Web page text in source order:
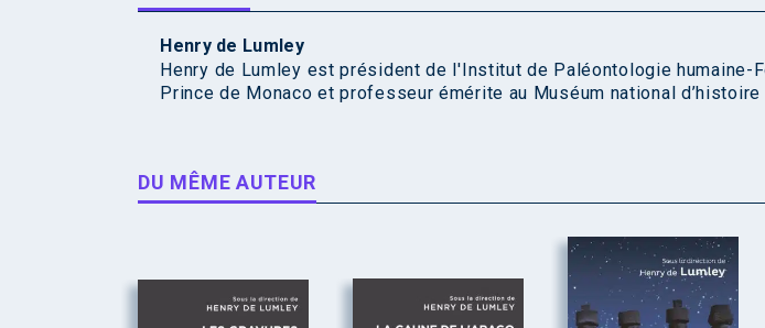
Henry de Lumley
Henry de Lumley est président de l'Institut de Paléontologie humaine-
Prince de Monaco et professeur émérite au Muséum national d’histoire
DU MÊME AUTEUR